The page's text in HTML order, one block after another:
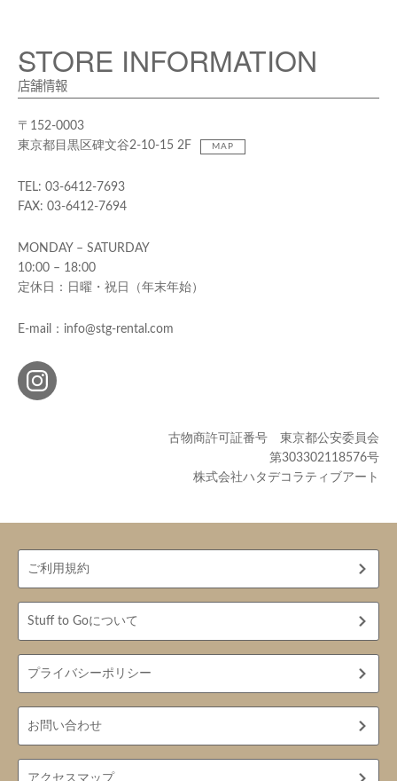
STORE INFORMATION
店舗情報
〒152-0003
東京都目黒区碑文谷2-10-15 2F
MAP
TEL: 03-6412-7693
FAX: 03-6412-7694
MONDAY – SATURDAY
10:00 – 18:00
定休日：日曜・祝日（年末年始）
E-mail：info@stg-rental.com
古物商許可証番号 東京都公安委員会
第303302118576号
株式会社ハタデコラティブアート
ご利用規約
Stuff to Goについて
プライバシーポリシー
お問い合わせ
アクセスマップ